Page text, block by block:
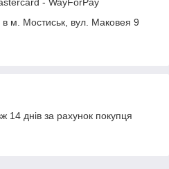
- WayForPay
в м. Мостиськ, вул. Маковея 9
14 днів за рахунок покупця